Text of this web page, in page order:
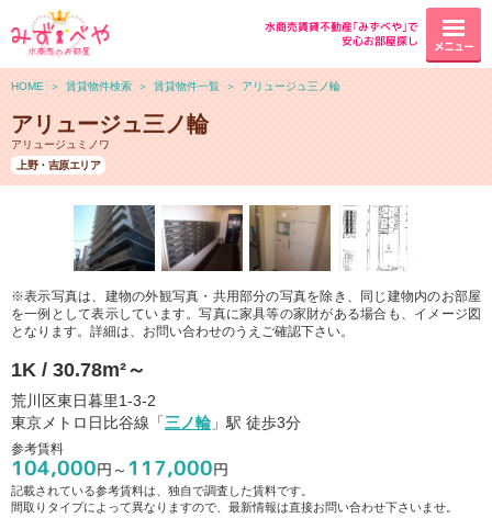
水商売賃貸不動産｢みずべや｣で
安心お部屋探し
メニュー
HOME ＞ 賃貸物件検索 ＞ 賃貸物件一覧 ＞ アリュージュ三ノ輪
アリュージュ三ノ輪
アリュージュミノワ
上野・吉原エリア
※表示写真は、建物の外観写真・共用部分の写真を除き、同じ建物内のお部屋
を一例として表示しています。写真に家具等の家財がある場合も、イメージ図
となります。詳細は、お問い合わせのうえご確認下さい。
1K / 30.78m²～
荒川区東日暮里1-3-2
東京メトロ日比谷線「三ノ輪 」駅 徒歩3分
参考賃料
104,000円～ 117,000円
記載されている参考賃料は、独自で調査した賃料です。
間取りタイプによって異なりますので、最新情報は直接お問い合わせ下さいませ。